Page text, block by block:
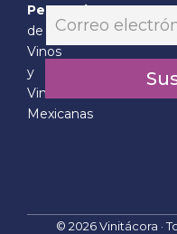
Personal
de
Vinos
y
Vinícolas
Mexicanas
m
i
E
m
m
a
*
© 2026 Vinitácora ·